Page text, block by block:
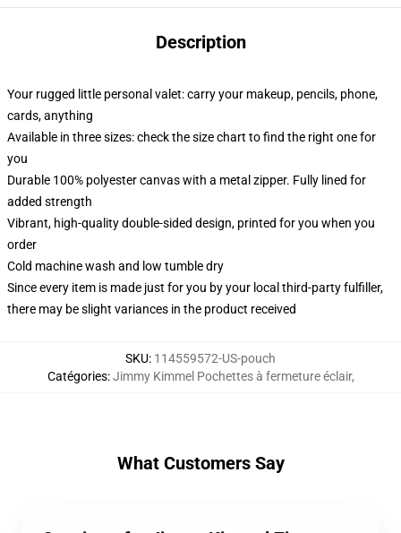
Description
Your rugged little personal valet: carry your makeup, pencils, phone,
cards, anything
Available in three sizes: check the size chart to find the right one for
you
Durable 100% polyester canvas with a metal zipper. Fully lined for
added strength
Vibrant, high-quality double-sided design, printed for you when you
order
Cold machine wash and low tumble dry
Since every item is made just for you by your local third-party fulfiller,
there may be slight variances in the product received
SKU: 114559572-US-pouch
Catégories:Jimmy Kimmel Pochettes à fermeture éclair,
What Customers Say